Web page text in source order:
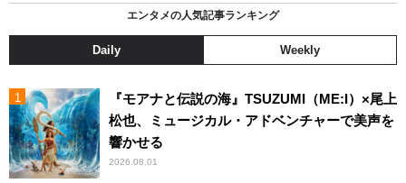
エンタメの人気記事ランキング
Daily Weekly
『モアナと伝説の海』TSUZUMI（ME:I）×尾上
松也、ミュージカル・アドベンチャーで美声を
響かせる
2026.08.01